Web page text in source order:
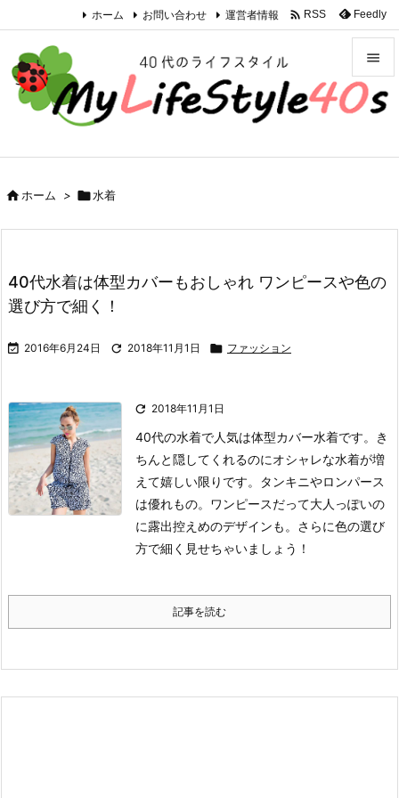


メニュ
サイド


ホーム お問い合わせ 運営者情報  RSS Feedly
ホーム > 水着
40代水着は体型カバーもおしゃれ ワンピースや色の
選び方で細く！
 2016年6月24日  2018年11月1日  ファッション
 2018年11月1日
40代の水着で人気は体型カバー水着です。き
ちんと隠してくれるのにオシャレな水着が増
えて嬉しい限りです。タンキニやロンパース
は優れもの。ワンピースだって大人っぽいの
に露出控えめのデザインも。さらに色の選び
方で細く見せちゃいましょう！
記事を読む